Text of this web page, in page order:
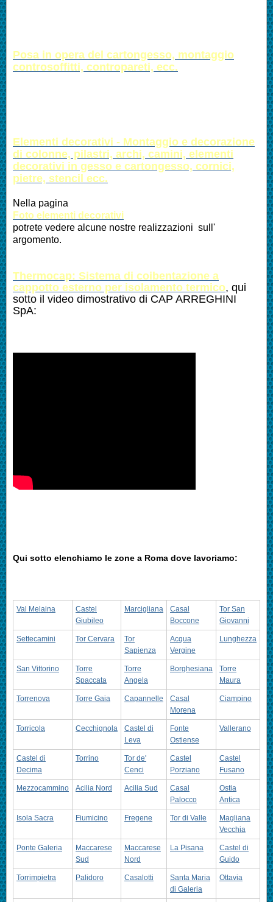
Posa in opera del cartongesso, montaggio
controsoffitti, contropareti, ecc.
Elementi decorativi - Montaggio e decorazione
di colonne, pilastri, archi, camini, elementi
decorativi in gesso e cartongesso, cornici,
pietre, stencil ecc.
Nella pagina
Foto elementi decorativi
potrete vedere alcune nostre realizzazioni sull'
argomento.
Thermocap: Sistema di coibentazione a
cappotto esterno per isolamento termico, qui
sotto il video dimostrativo di CAP ARREGHINI
SpA:
Qui sotto elenchiamo le zone a Roma dove lavoriamo:
Val Melaina
Castel
Giubileo
Marcigliana
Casal
Boccone
Tor San
Giovanni
Settecamini Tor Cervara
Tor
Sapienza
Acqua
Vergine
Lunghezza
San Vittorino
Torre
Spaccata
Torre
Angela
Borghesiana
Torre
Maura
Torrenova Torre Gaia Capannelle
Casal
Morena
Ciampino
Torricola Cecchignola
Castel di
Leva
Fonte
Ostiense
Vallerano
Castel di
Decima
Torrino
Tor de'
Cenci
Castel
Porziano
Castel
Fusano
Mezzocammino Acilia Nord Acilia Sud
Casal
Palocco
Ostia
Antica
Isola Sacra Fiumicino Fregene Tor di Valle
Magliana
Vecchia
Ponte Galeria
Maccarese
Sud
Maccarese
Nord
La Pisana
Castel di
Guido
Torrimpietra Palidoro Casalotti
Santa Maria
di Galeria
Ottavia